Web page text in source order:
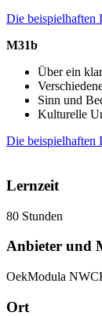
Die beispielhaften
M31b
Über ein
Sinn und
Kulturelle
Die beispielhaften
Lernzeit
80 Stunden
Anbieter und
OekModula
Ort